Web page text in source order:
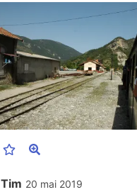
Tim 20 mai 2019